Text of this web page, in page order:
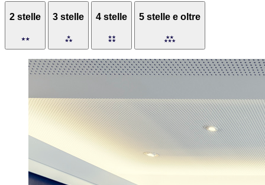
2 stelle 3 stelle 4 stelle 5 stelle e oltre